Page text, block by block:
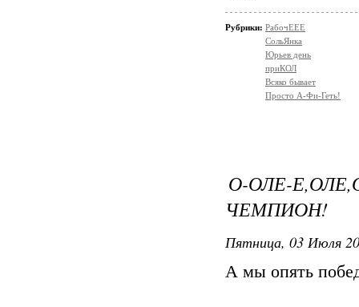
Рубрики: РабочЕЕЕ
СольЯнка
Юрьев день
приКОЛ
Всяко бывает
Просто А-Фи-Геть!
О-ОЛЕ-
ЧЕМПИОН!
Пятница, 03 Июля
А мы опять